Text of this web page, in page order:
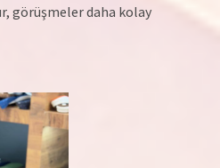
görüşmeler daha kolay